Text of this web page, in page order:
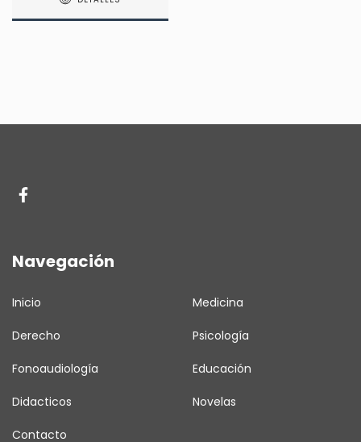
Navegación
Inicio Medicina
Derecho Psicología
Fonoaudiología Educación
Didacticos Novelas
Contacto